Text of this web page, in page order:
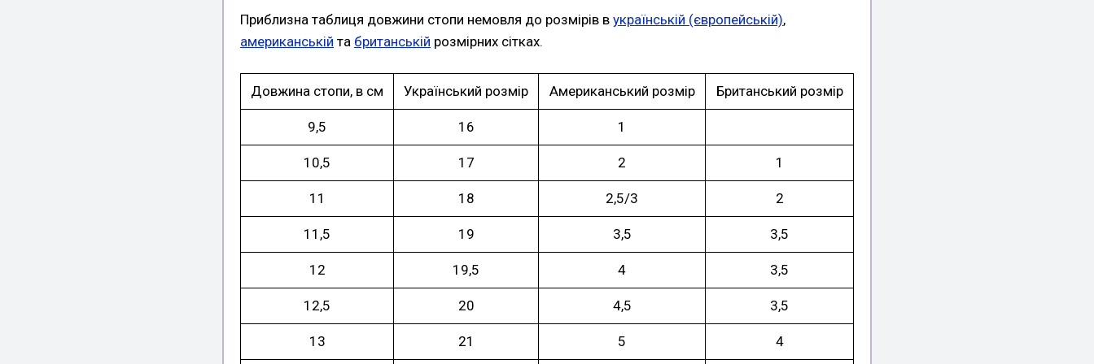
Приблизна таблиця довжини стопи немовля до розмірів в українській (європейській),
американській та британській розмірних сітках.
Довжина стопи, в см Український розмір Американський розмір Британський розмір
9,5 16 1
10,5 17 2 1
11 18 2,5/3 2
11,5 19 3,5 3,5
12 19,5 4 3,5
12,5 20 4,5 3,5
13 21 5 4